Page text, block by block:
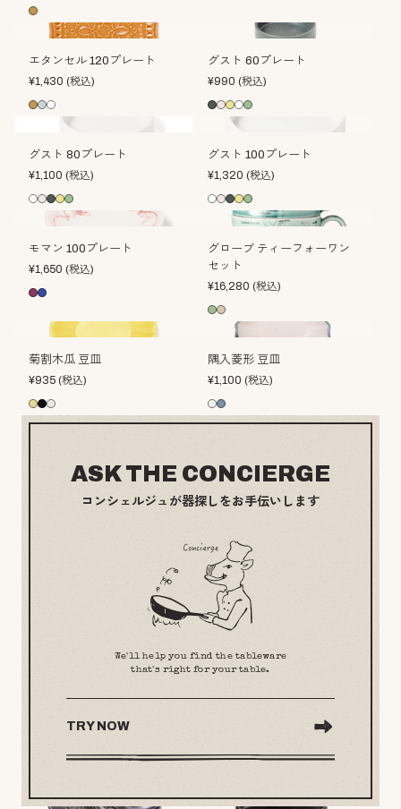
エタンセル 120プレート
¥1,430 (税込)
グスト 60プレート
¥990 (税込)
グスト 80プレート
¥1,100 (税込)
グスト 100プレート
¥1,320 (税込)
モマン 100プレート
¥1,650 (税込)
グローブ ティーフォーワン
セット
¥16,280 (税込)
菊割木瓜 豆皿
¥935 (税込)
隅入菱形 豆皿
¥1,100 (税込)
ASK THE CONCIERGE
コンシェルジュが器探しをお手伝いします
We'll help you find the tableware
that's right for your table.
TRY NOW